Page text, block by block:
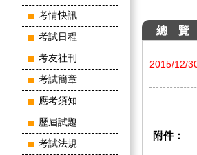
考情快訊
考試日程
考友社刊
考試簡章
應考須知
歷屆試題
考試法規
總 覽
2015/12/
附件：